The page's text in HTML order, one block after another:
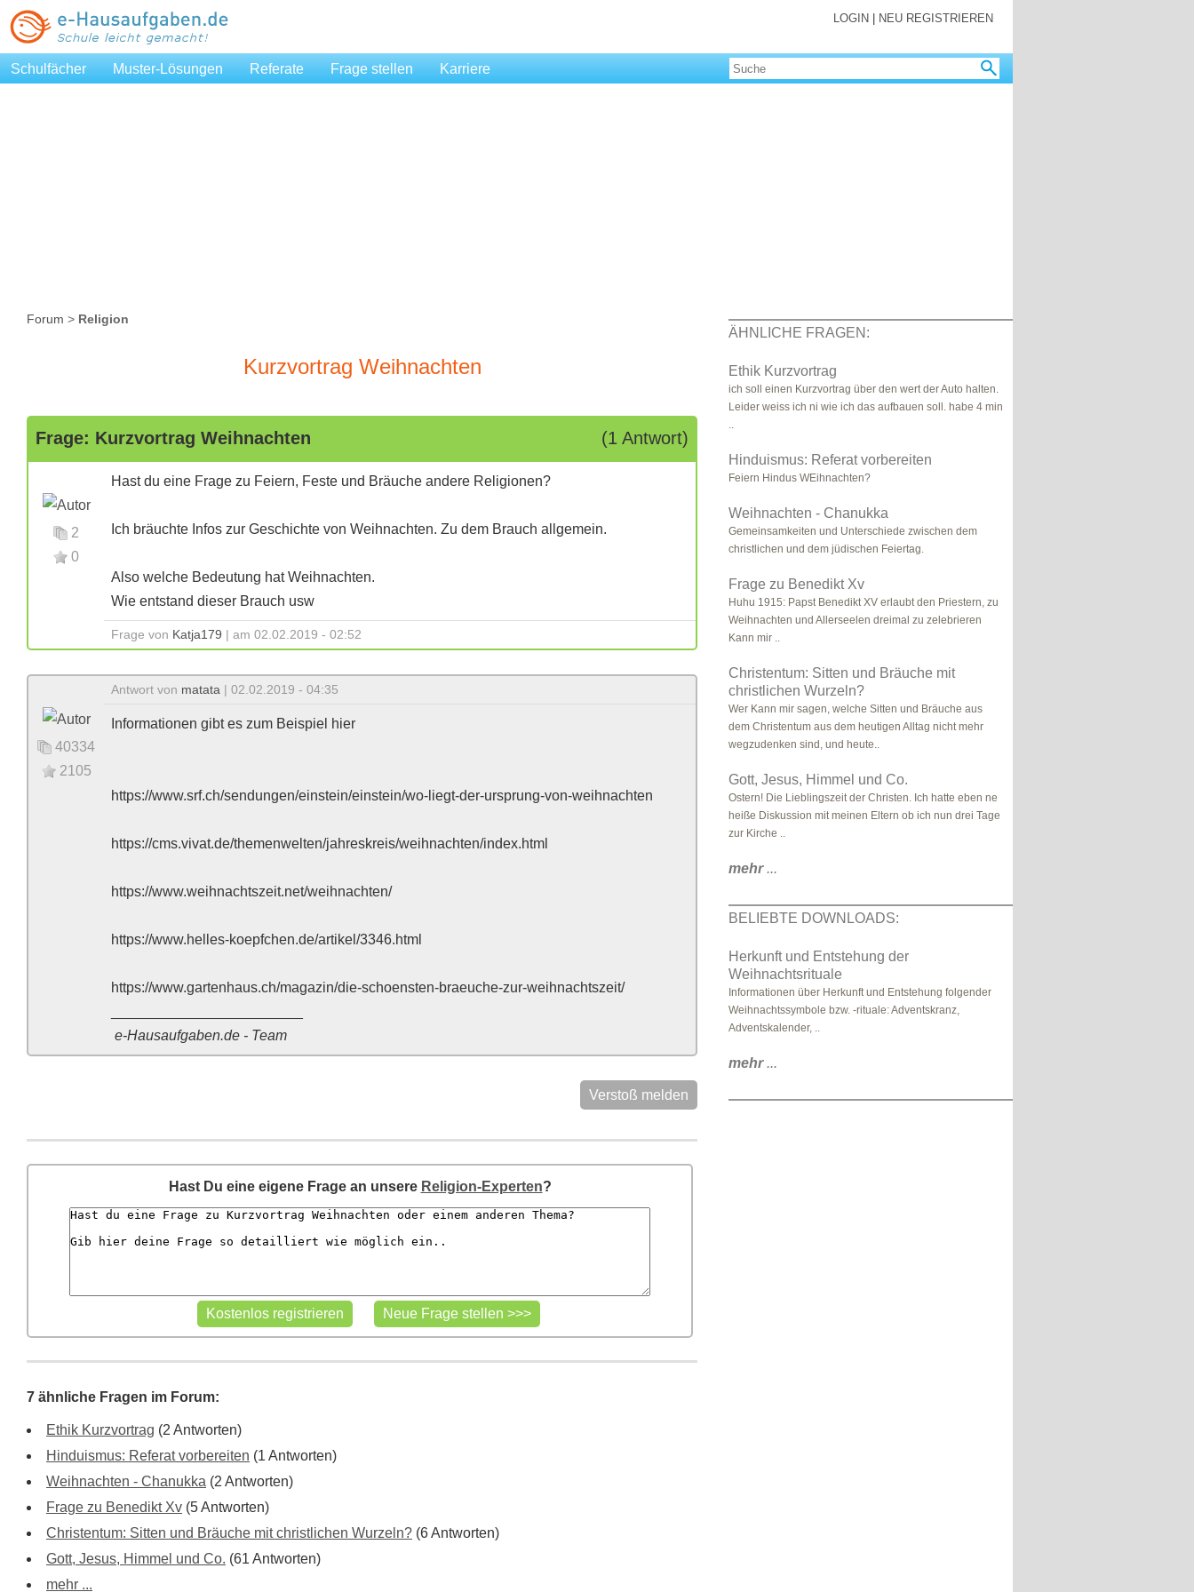
LOGIN NEU REGISTRIEREN
Schulfächer Muster-Lösungen Referate Frage stellen Karriere
Forum > Religion
Kurzvortrag Weihnachten
Frage: Kurzvortrag Weihnachten (1 Antwort)
2
0
Hast du eine Frage zu Feiern, Feste und Bräuche andere Religionen?
Ich bräuchte Infos zur Geschichte von Weihnachten. Zu dem Brauch allgemein.
Also welche Bedeutung hat Weihnachten.
Wie entstand dieser Brauch usw
Frage von Katja179 | am 02.02.2019 - 02:52
40334
2105
Antwort von matata | 02.02.2019 - 04:35
Informationen gibt es zum Beispiel hier
https://www.srf.ch/sendungen/einstein/einstein/wo-liegt-der-ursprung-von-weihnachten
https://cms.vivat.de/themenwelten/jahreskreis/weihnachten/index.html
https://www.weihnachtszeit.net/weihnachten/
https://www.helles-koepfchen.de/artikel/3346.html
https://www.gartenhaus.ch/magazin/die-schoensten-braeuche-zur-weihnachtszeit/
e-Hausaufgaben.de - Team
Verstoß melden
Hast Du eine eigene Frage an unsere Religion-Experten?
7 ähnliche Fragen im Forum:
Ethik Kurzvortrag (2 Antworten)
Hinduismus: Referat vorbereiten (1 Antworten)
Weihnachten - Chanukka (2 Antworten)
Frage zu Benedikt Xv (5 Antworten)
Christentum: Sitten und Bräuche mit christlichen Wurzeln? (6 Antworten)
Gott, Jesus, Himmel und Co. (61 Antworten)
mehr ...
ÄHNLICHE FRAGEN:
Ethik Kurzvortrag
ich soll einen Kurzvortrag über den wert der Auto halten.
Leider weiss ich ni wie ich das aufbauen soll. habe 4 min
..
Hinduismus: Referat vorbereiten
Feiern Hindus WEihnachten?
Weihnachten - Chanukka
Gemeinsamkeiten und Unterschiede zwischen dem
christlichen und dem jüdischen Feiertag.
Frage zu Benedikt Xv
Huhu 1915: Papst Benedikt XV erlaubt den Priestern, zu
Weihnachten und Allerseelen dreimal zu zelebrieren
Kann mir ..
Christentum: Sitten und Bräuche mit
christlichen Wurzeln?
Wer Kann mir sagen, welche Sitten und Bräuche aus
dem Christentum aus dem heutigen Alltag nicht mehr
wegzudenken sind, und heute..
Gott, Jesus, Himmel und Co.
Ostern! Die Lieblingszeit der Christen. Ich hatte eben ne
heiße Diskussion mit meinen Eltern ob ich nun drei Tage
zur Kirche ..
mehr...
BELIEBTE DOWNLOADS:
Herkunft und Entstehung der
Weihnachtsrituale
Informationen über Herkunft und Entstehung folgender
Weihnachtssymbole bzw. -rituale: Adventskranz,
Adventskalender, ..
mehr...